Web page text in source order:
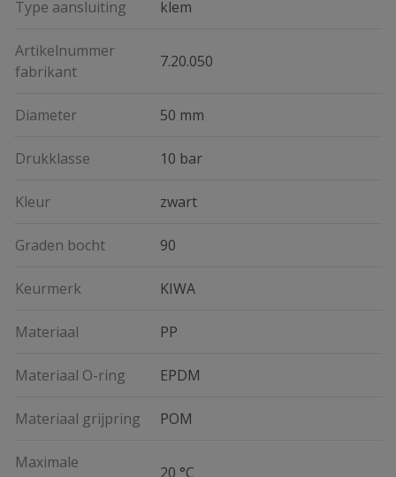
Type aansluiting klem
Artikelnummer
fabrikant
7.20.050
Diameter 50 mm
Drukklasse 10 bar
Kleur zwart
Graden bocht 90
Keurmerk KIWA
Materiaal PP
Materiaal O-ring EPDM
Materiaal grijpring POM
Maximale
20 °C